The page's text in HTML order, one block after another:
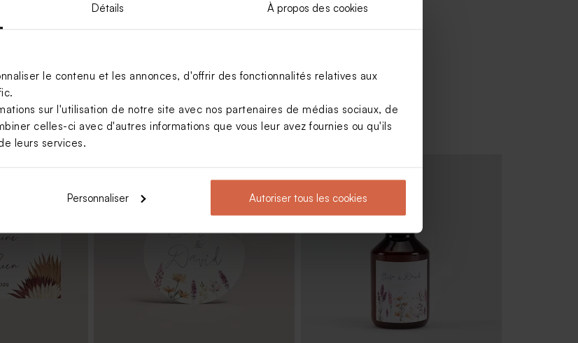
Détails À propos des cookies
le contenu et les annonces, d'offrir des fonctionnalités relatives aux
sur l'utilisation de notre site avec nos partenaires de médias sociaux, de
celles-ci avec d'autres informations que vous leur avez fournies ou qu'ils
leurs services.
Personnaliser Autoriser tous les cookies
douce et dorure
minimaliste et dorure